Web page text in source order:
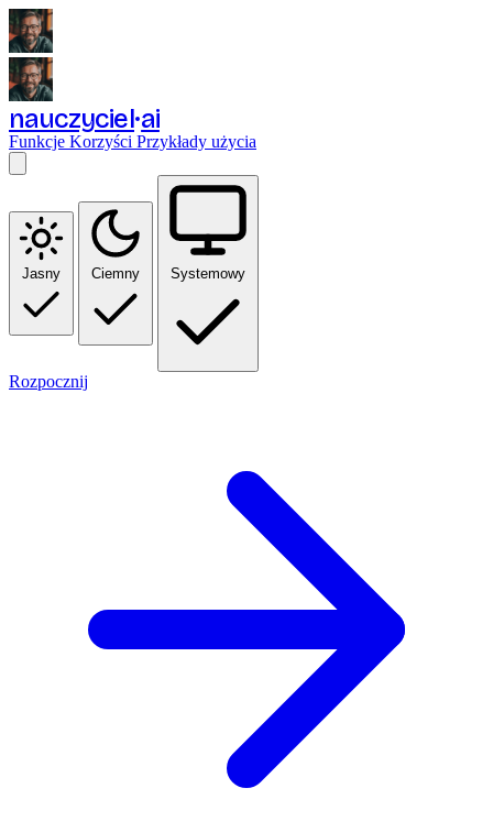
nauczyciel ai
Funkcje Korzyści Przykłady użycia
Jasny Ciemny Systemowy
Rozpocznij